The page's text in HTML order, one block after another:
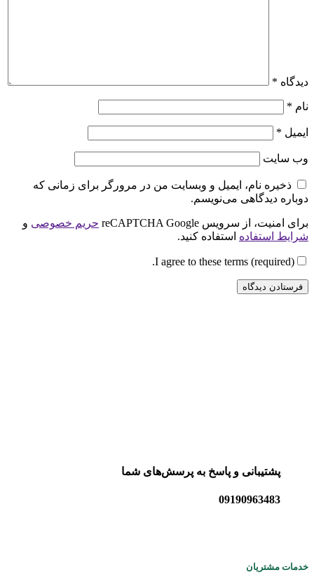
دیدگاه *
نام *
ایمیل *
وب‌ سایت
ذخیره نام، ایمیل و وبسایت من در مرورگر برای زمانی که
دوباره دیدگاهی می‌نویسم.
برای امنیت، از سرویس reCAPTCHA Google حریم خصوصی و
شرایط استفاده استفاده کنید.
I agree to these terms (required).
پشتیبانی و پاسخ به پرسش‌های شما
09190963483
خدمات مشتریان